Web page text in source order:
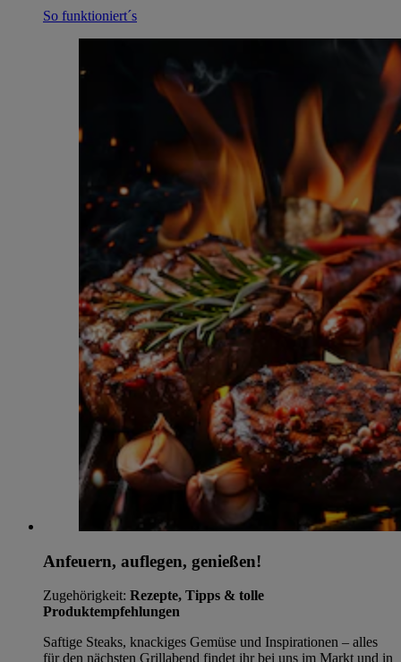
So funktioniert´s
Anfeuern, auflegen, genießen!
Zugehörigkeit: Rezepte, Tipps & tolle
Produktempfehlungen
Saftige Steaks, knackiges Gemüse und Inspirationen – alles
für den nächsten Grillabend findet ihr bei uns im Markt und in